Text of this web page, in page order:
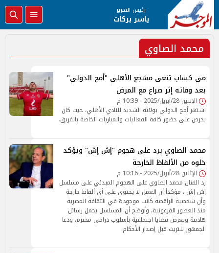
رئيس التحرير
ياسر بركات
محمد الصاوي
مي كساب تنعى مشجع الأهلي "أمح الدولي"
بعد وفاته إثر صراع مع المرض
الإثنين 28/أبريل/2025 - 10:39 م
اشتهر أمح الدولي بولائه الشديد للنادي الأهلي، حيث كان
يحرص على حضور كافة الفعاليات والمباريات الخاصة بالفريق.
محمد الصاوي يرد على هجوم "إش إش" ويؤكد
خلوه من الألفاظ الخارجة
الإثنين 28/أبريل/2025 - 10:16 م
رد الفنان محمد الصاوي على الهجوم المبدئي على مسلسل
إش إش ، مؤكداً أن العمل لا يحتوي على أي ألفاظ خارجة
وأن شخصية الراقصة كانت موجودة في الثقافة المصرية
منذ العصور الفرعونية، وأوضح أن المسلسل يحمل رسائل
هادفة ويعرض قضايا اجتماعية بأسلوب درامي محترم، ودعا
الجمهور للتريث قبل إصدار الأحكام.